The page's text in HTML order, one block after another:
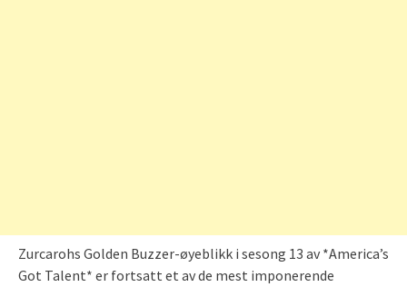
Zurcarohs Golden Buzzer-øyeblikk i sesong 13 av *America’s
Got Talent* er fortsatt et av de mest imponerende